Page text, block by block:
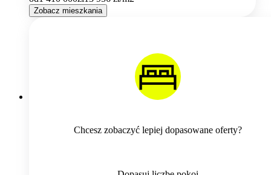
Zobacz mieszkania
Chcesz zobaczyć lepiej dopasowane oferty?